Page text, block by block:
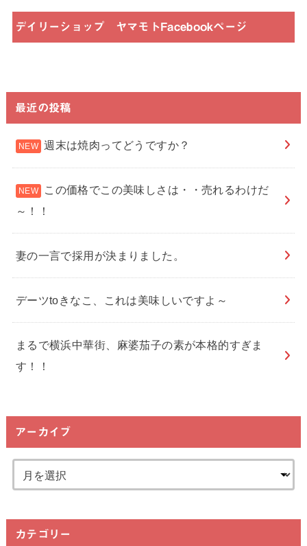
デイリーショップ ヤマモトFacebookページ
最近の投稿
週末は焼肉ってどうですか？
この価格でこの美味しさは・・売れるわけだ
～！！
妻の一言で採用が決まりました。
デーツtoきなこ、これは美味しいですよ～
まるで横浜中華街、麻婆茄子の素が本格的すぎま
す！！
アーカイブ
カテゴリー